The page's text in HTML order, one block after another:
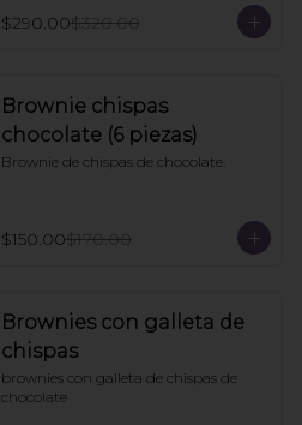
$290.00$320.00
Brownie chispas
chocolate (6 piezas)
Brownie de chispas de chocolate.
$150.00$170.00
Brownies con galleta de
chispas
brownies con galleta de chispas de
chocolate